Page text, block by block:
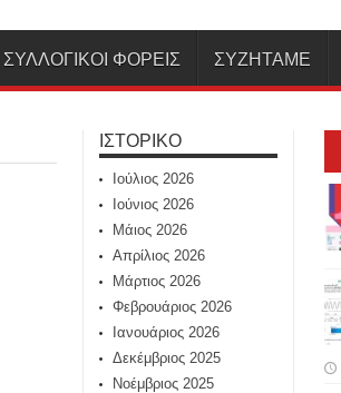
ΣΥΛΛΟΓΙΚΟΙ ΦΟΡΕΙΣ ΣΥΖΗΤΑΜΕ
ΙΣΤΟΡΙΚΌ
Ιούλιος 2026
Ιούνιος 2026
Μάιος 2026
Απρίλιος 2026
Μάρτιος 2026
Φεβρουάριος 2026
Ιανουάριος 2026
Δεκέμβριος 2025
Νοέμβριος 2025